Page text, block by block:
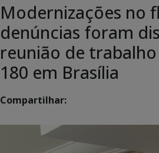
Modernizações no
denúncias foram
reunião de
180 em Brasília
Compartilhar: